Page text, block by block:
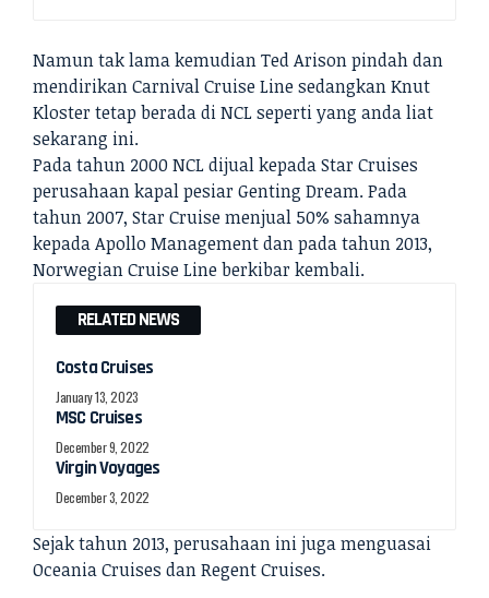
Namun tak lama kemudian Ted Arison pindah dan
mendirikan Carnival Cruise Line sedangkan Knut
Kloster tetap berada di NCL seperti yang anda liat
sekarang ini.
Pada tahun 2000 NCL dijual kepada Star Cruises
perusahaan kapal pesiar Genting Dream. Pada
tahun 2007, Star Cruise menjual 50% sahamnya
kepada Apollo Management dan pada tahun 2013,
Norwegian Cruise Line berkibar kembali.
RELATED NEWS
Costa Cruises
January 13, 2023
MSC Cruises
December 9, 2022
Virgin Voyages
December 3, 2022
Sejak tahun 2013, perusahaan ini juga menguasai
Oceania Cruises dan Regent Cruises.